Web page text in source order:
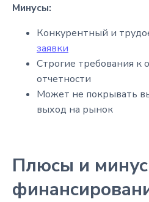
Минусы:
Конкурентный и
заявки
Строгие требования к
отчетности
Может не покрывать
выход на рынок
Плюсы и